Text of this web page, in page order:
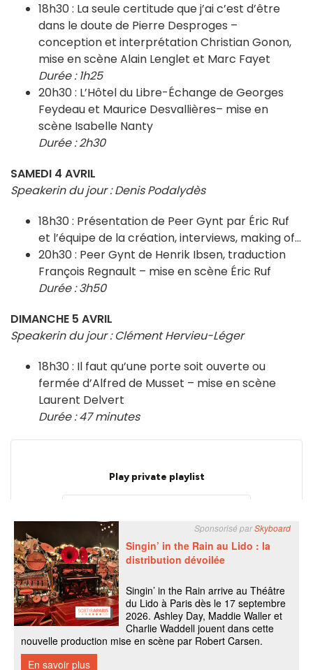
18h30 : La seule certitude que j’ai c’est d’être
dans le doute de Pierre Desproges –
conception et interprétation Christian Gonon,
mise en scène Alain Lenglet et Marc Fayet
Durée : 1h25
20h30 : L’Hôtel du Libre-Échange de Georges
Feydeau et Maurice Desvallières– mise en
scène Isabelle Nanty
Durée : 2h30
SAMEDI 4 AVRIL
Speakerin du jour : Denis Podalydès
18h30 : Présentation de Peer Gynt par Éric Ruf
et l’équipe de la création, interviews, making of…
20h30 : Peer Gynt de Henrik Ibsen, traduction
François Regnault – mise en scène Éric Ruf
Durée : 3h50
DIMANCHE 5 AVRIL
Speakerin du jour : Clément Hervieu-Léger
18h30 : Il faut qu’une porte soit ouverte ou
fermée d’Alfred de Musset – mise en scène
Laurent Delvert
Durée : 47 minutes